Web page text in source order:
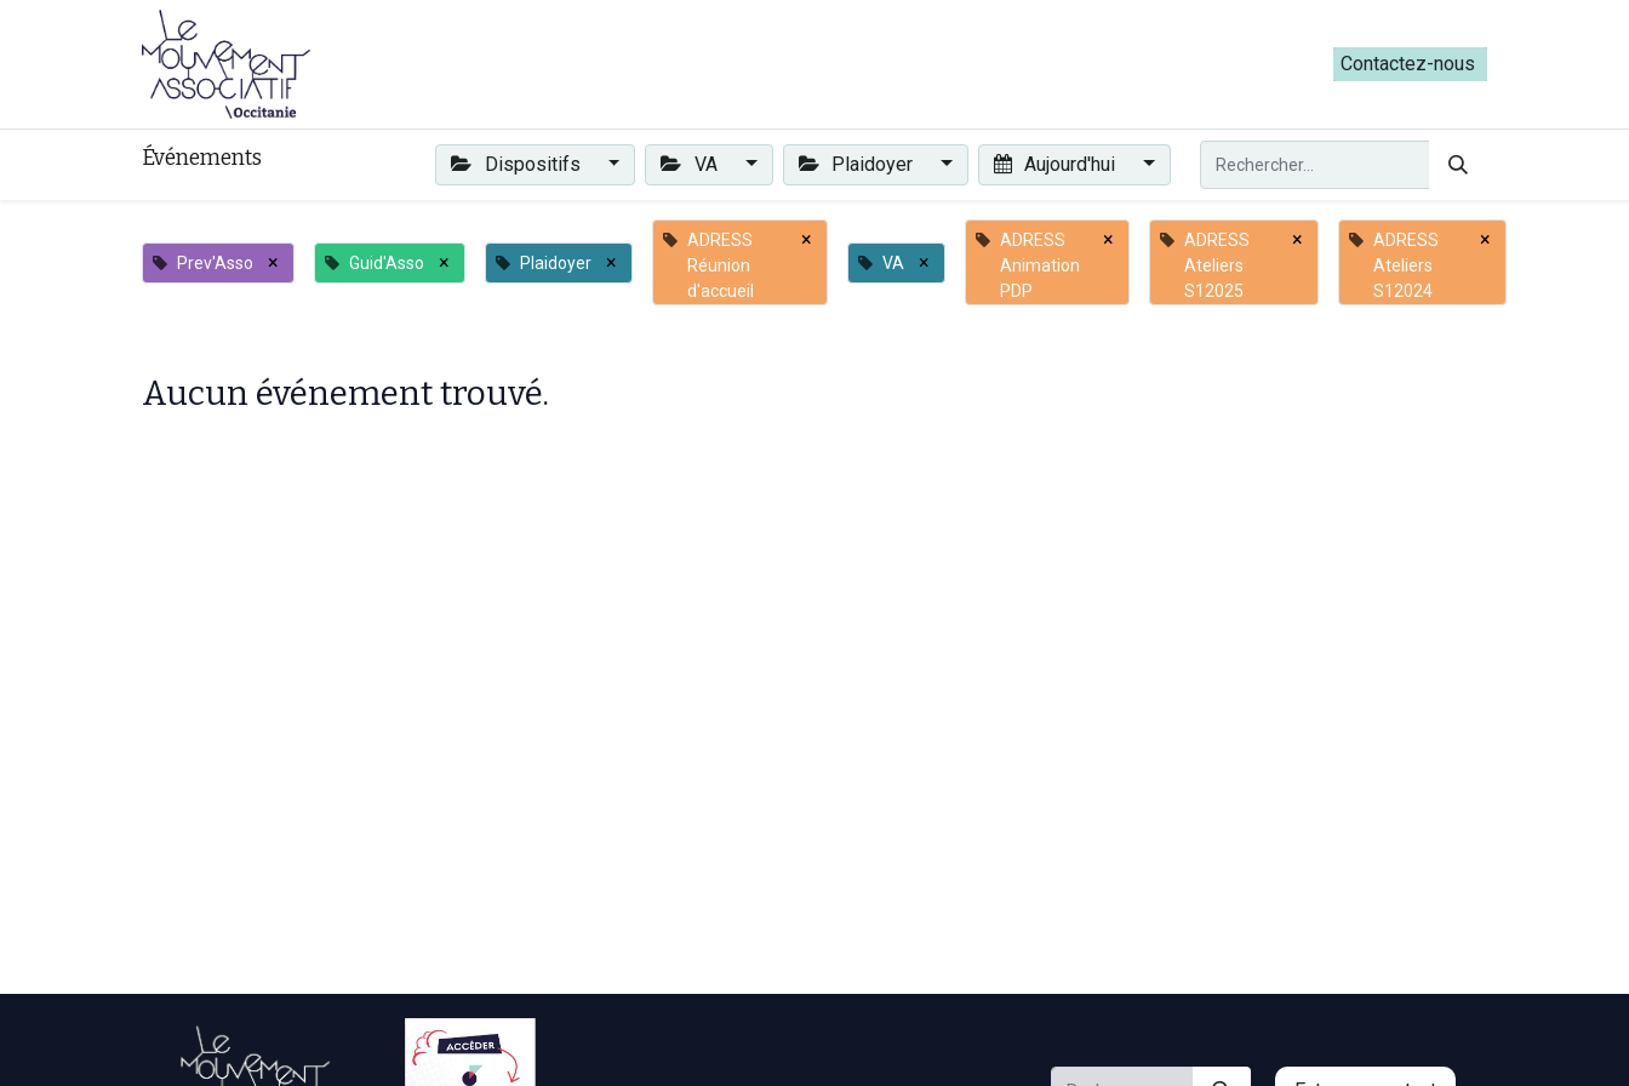
Les ateliers du Parcours ADRESS [mai-juin 2026]
Contactez-nous​​
Événements Dispositifs VA Plaidoyer Aujourd'hui
Prev'Asso × Guid'Asso × Plaidoyer ×
ADRESS
Réunion
d'accueil
×
VA ×
ADRESS
Animation
PDP
×
ADRESS
Ateliers
S12025
×
ADRESS
Ateliers
S12024
×
Aucun événement trouvé.